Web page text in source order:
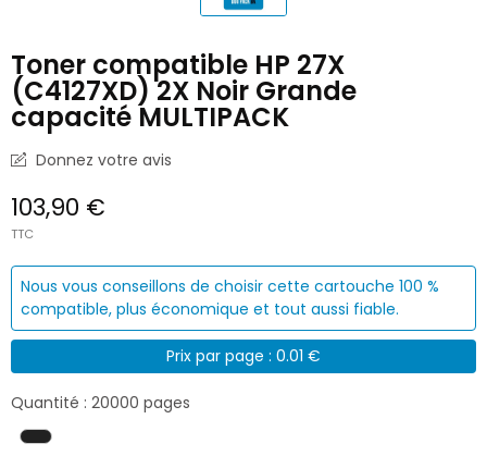
Toner compatible HP 27X
(C4127XD) 2X Noir Grande
capacité MULTIPACK
Donnez votre avis
103,90 €
TTC
Nous vous conseillons de choisir cette cartouche 100 %
compatible, plus économique et tout aussi fiable.
Prix par page : 0.01 €
Quantité : 20000 pages